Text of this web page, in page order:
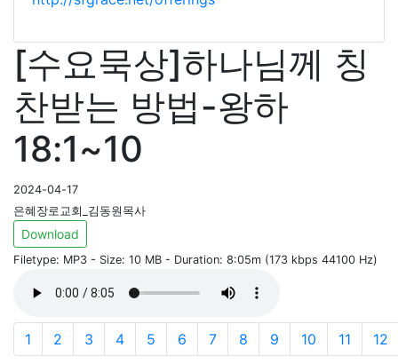
[수요묵상]하나님께 칭
찬받는 방법-왕하
18:1~10
2024-04-17
은혜장로교회_김동원목사
Download
Filetype: MP3 - Size: 10 MB - Duration: 8:05m (173 kbps 44100 Hz)
1 2 3 4 5 6 7 8 9 10 11 12